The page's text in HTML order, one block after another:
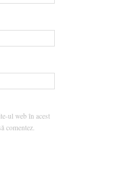
ul web în acest
comentez.